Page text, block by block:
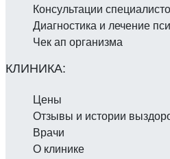
Консультации
Диагностика и лечение
Чек ап организма
Цены
Отзывы и истории
Врачи
О клинике